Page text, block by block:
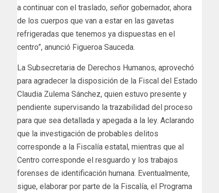
a continuar con el traslado, señor gobernador, ahora
de los cuerpos que van a estar en las gavetas
refrigeradas que tenemos ya dispuestas en el
centro”, anunció Figueroa Sauceda.
La Subsecretaria de Derechos Humanos, aprovechó
para agradecer la disposición de la Fiscal del Estado
Claudia Zulema Sánchez, quien estuvo presente y
pendiente supervisando la trazabilidad del proceso
para que sea detallada y apegada a la ley. Aclarando
que la investigación de probables delitos
corresponde a la Fiscalía estatal, mientras que al
Centro corresponde el resguardo y los trabajos
forenses de identificación humana. Eventualmente,
sigue, elaborar por parte de la Fiscalía, el Programa